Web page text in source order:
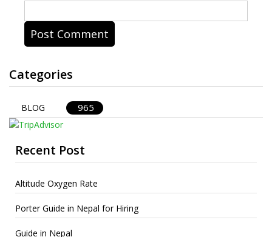
Categories
BLOG 965
Recent Post
Altitude Oxygen Rate
Porter Guide in Nepal for Hiring
Guide in Nepal